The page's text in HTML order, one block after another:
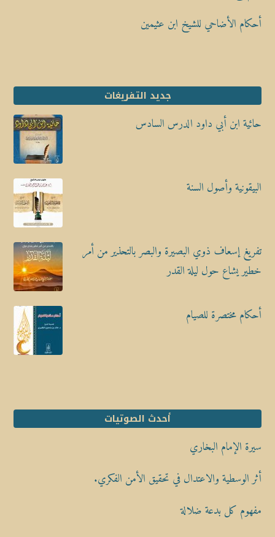
أحكام الأضاحي للشيخ ابن عثيمين
جديد التفريغات
حائية ابن أبي داود الدرس السادس
البيقونية وأصول السنة
تفريغ إسعاف ذوي البصيرة والبصر بالتحذير من أمر
خطير يشاع حول ليلة القدر
أحكام مختصرة للصيام
أحدث الصوتيات
سيرة الإمام البخاري
أثر الوسطية والاعتدال في تحقيق الأمن الفكري.
مفهوم كل بدعة ضلالة